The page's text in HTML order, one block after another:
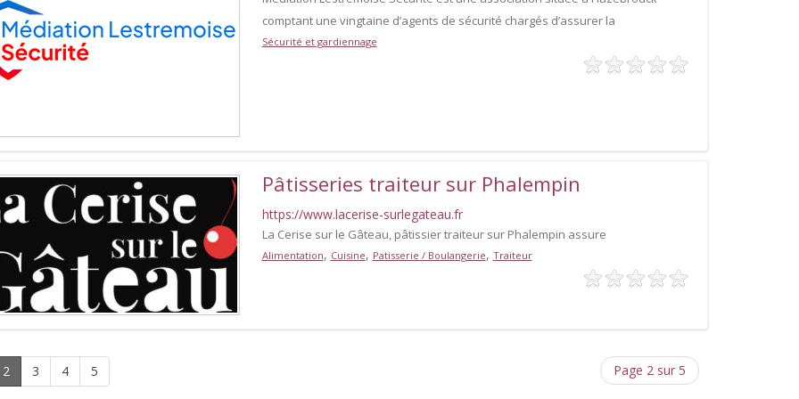
comptant une vingtaine d’agents de sécurité chargés d’assurer la
Sécurité et gardiennage
Pâtisseries traiteur sur Phalempin
https://www.lacerise-surlegateau.fr
La Cerise sur le Gâteau, pâtissier traiteur sur Phalempin assure
Alimentation, Cuisine, Patisserie / Boulangerie, Traiteur
2 3 4 5 Page 2 sur 5